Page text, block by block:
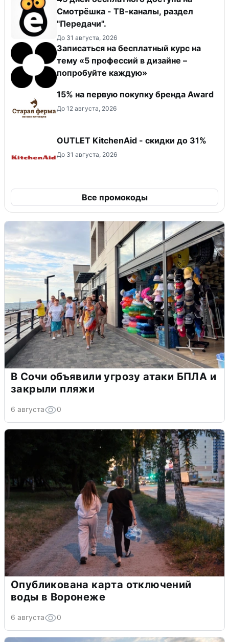
Смотрёшка - ТВ-каналы, раздел
"Передачи".
До 31 августа, 2026
Записаться на бесплатный курс на
тему «5 профессий в дизайне –
попробуйте каждую»
15% на первую покупку бренда Award
До 12 августа, 2026
OUTLET KitchenAid - скидки до 31%
До 31 августа, 2026
Все промокоды
В Сочи объявили угрозу атаки БПЛА и
закрыли пляжи
6 августа 0
Опубликована карта отключений
воды в Воронеже
6 августа 0